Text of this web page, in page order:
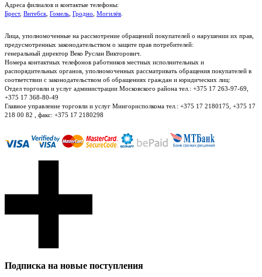
Адреса филиалов и контактые телефоны:
Брест, Витебск Гомель Гродно Могилёв
Лица, уполномоченные на рассмотрение обращений покупателей о нарушении их прав,
предусмотренных законодательством о защите прав потребителей:
генеральный директор Веко Руслан Викторович.
Номера контактных телефонов работников местных исполнительных и
распорядительных органов, уполномоченных рассматривать обращения покупателей в
соответствии с законодательством об обращениях граждан и юридических лиц:
Отдел торговли и услуг администрации Московского района тел.: +375 17 263-97-69,
+375 17 368-80-49
Главное управление торговли и услуг Мингорисполкома тел.: +375 17 2180175, +375 17
218 00 82 , факс: +375 17 2180298
Подписка на новые поступления